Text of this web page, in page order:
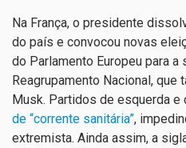
Na França, o presidente
do país e convocou novas
do Parlamento Europeu para
Reagrupamento Nacional, que
Musk. Partidos de esquerda e
de “corrente sanitária”,
extremista. Ainda assim, a